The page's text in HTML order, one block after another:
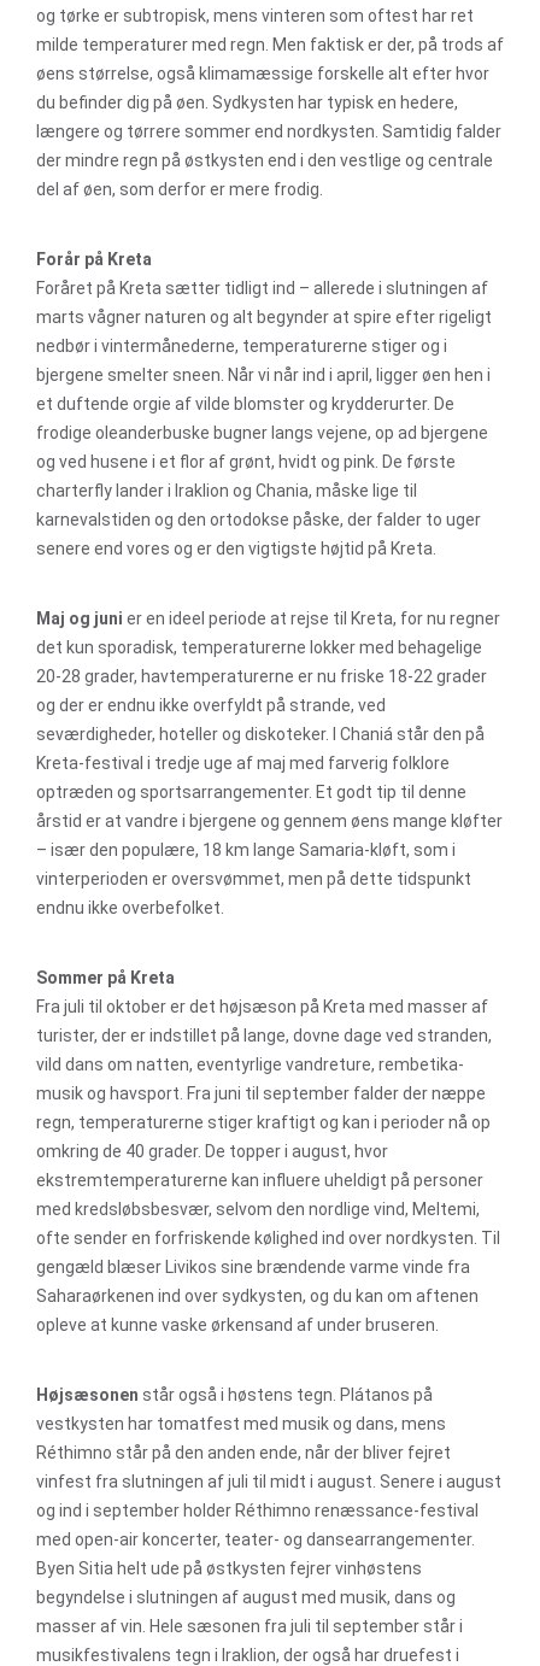
og tørke er subtropisk, mens vinteren som oftest har ret
milde temperaturer med regn. Men faktisk er der, på trods af
øens størrelse, også klimamæssige forskelle alt efter hvor
du befinder dig på øen. Sydkysten har typisk en hedere,
længere og tørrere sommer end nordkysten. Samtidig falder
der mindre regn på østkysten end i den vestlige og centrale
del af øen, som derfor er mere frodig.
Forår på Kreta
Foråret på Kreta sætter tidligt ind – allerede i slutningen af
marts vågner naturen og alt begynder at spire efter rigeligt
nedbør i vintermånederne, temperaturerne stiger og i
bjergene smelter sneen. Når vi når ind i april, ligger øen hen i
et duftende orgie af vilde blomster og krydderurter. De
frodige oleanderbuske bugner langs vejene, op ad bjergene
og ved husene i et flor af grønt, hvidt og pink. De første
charterfly lander i Iraklion og Chania, måske lige til
karnevalstiden og den ortodokse påske, der falder to uger
senere end vores og er den vigtigste højtid på Kreta.
Maj og juni er en ideel periode at rejse til Kreta, for nu regner
det kun sporadisk, temperaturerne lokker med behagelige
20-28 grader, havtemperaturerne er nu friske 18-22 grader
og der er endnu ikke overfyldt på strande, ved
seværdigheder, hoteller og diskoteker. I Chaniá står den på
Kreta-festival i tredje uge af maj med farverig folklore
optræden og sportsarrangementer. Et godt tip til denne
årstid er at vandre i bjergene og gennem øens mange kløfter
– især den populære, 18 km lange Samaria-kløft, som i
vinterperioden er oversvømmet, men på dette tidspunkt
endnu ikke overbefolket.
Sommer på Kreta
Fra juli til oktober er det højsæson på Kreta med masser af
turister, der er indstillet på lange, dovne dage ved stranden,
vild dans om natten, eventyrlige vandreture, rembetika-
musik og havsport. Fra juni til september falder der næppe
regn, temperaturerne stiger kraftigt og kan i perioder nå op
omkring de 40 grader. De topper i august, hvor
ekstremtemperaturerne kan influere uheldigt på personer
med kredsløbsbesvær, selvom den nordlige vind, Meltemi,
ofte sender en forfriskende kølighed ind over nordkysten. Til
gengæld blæser Livikos sine brændende varme vinde fra
Saharaørkenen ind over sydkysten, og du kan om aftenen
opleve at kunne vaske ørkensand af under bruseren.
Højsæsonen står også i høstens tegn. Plátanos på
vestkysten har tomatfest med musik og dans, mens
Réthimno står på den anden ende, når der bliver fejret
vinfest fra slutningen af juli til midt i august. Senere i august
og ind i september holder Réthimno renæssance-festival
med open-air koncerter, teater- og dansearrangementer.
Byen Sitia helt ude på østkysten fejrer vinhøstens
begyndelse i slutningen af august med musik, dans og
masser af vin. Hele sæsonen fra juli til september står i
musikfestivalens tegn i Iraklion, der også har druefest i